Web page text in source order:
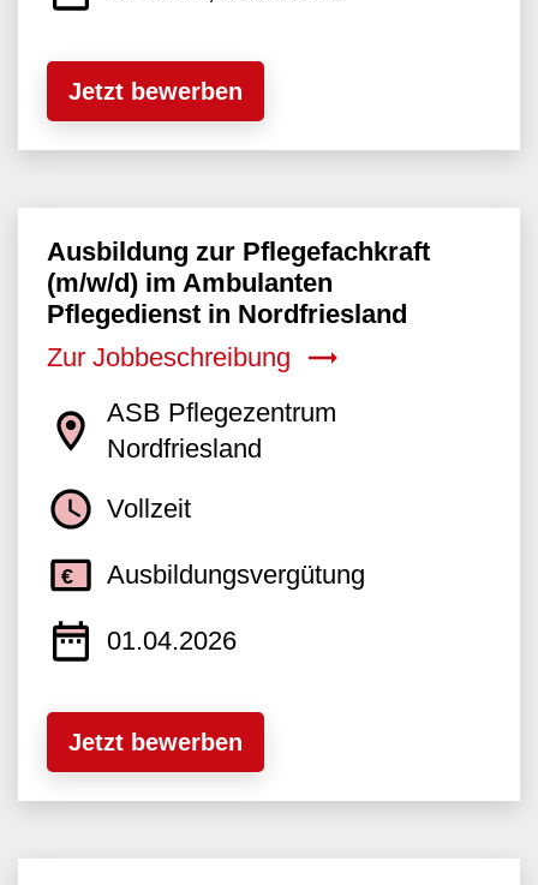
Jetzt bewerben
Ausbildung zur Pflegefachkraft
(m/w/d) im Ambulanten
Pflegedienst in Nordfriesland
Zur Jobbeschreibung
ASB Pflegezentrum
Nordfriesland
Vollzeit
Ausbildungsvergütung
01.04.2026
Jetzt bewerben